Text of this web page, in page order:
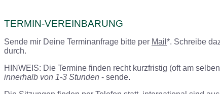
TERMIN-VEREINBARUNG
Sende mir Deine Terminanfrage bitte per Mail *. Schreibe
durch.
HINWEIS: Die Termine finden recht kurzfristig (oft am
innerhalb von 1-3 Stunden - sende.